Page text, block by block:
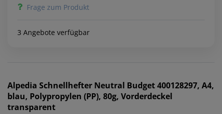
Frage zum Produkt
3 Angebote verfügbar
Alpedia Schnellhefter Neutral Budget 400128297, A4,
blau, Polypropylen (PP), 80g, Vorderdeckel
transparent